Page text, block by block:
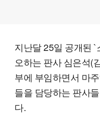
지난달 25일 공개된
오하는 판사 심은석(
부에 부임하면서 마
들을 담당하는 판사
다.